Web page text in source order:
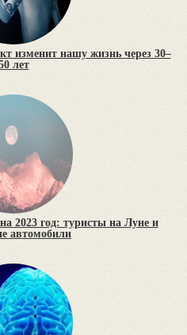
изменит нашу жизнь через 30–
лет
2023 год: туристы на Луне и
автомобили